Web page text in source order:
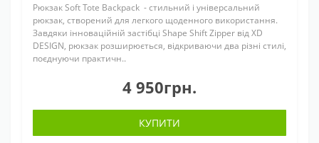
Рюкзак Soft Tote Backpack - стильний і універсальний
рюкзак, створений для легкого щоденного використання.
Завдяки інноваційній застібці Shape Shift Zipper від XD
DESIGN, рюкзак розширюється, відкриваючи два різні стилі,
поєднуючи практичн..
4 950грн.
КУПИТИ